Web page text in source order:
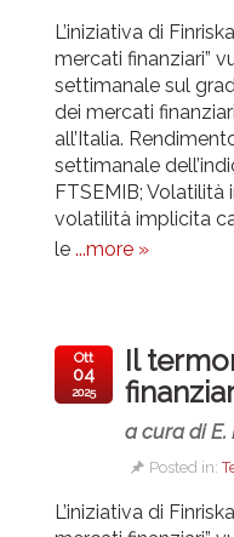
L’iniziativa di
mercati finanziari”
settimanale sul
dei mercati
all’Italia.
settimanale
FTSEMIB; Volatilità
volatilità implicita
le ...more »
Il
a cura di E.
Posted in:
Ott
04
2025
L’iniziativa di